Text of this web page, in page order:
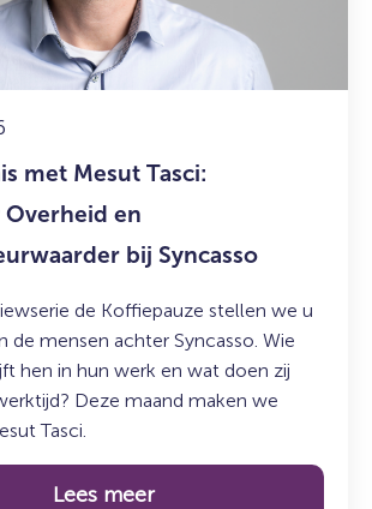
met Mesut Tasci:
en
bij Syncasso
de Koffiepauze stellen we u
de mensen achter Syncasso. Wie
hen in hun werk en wat doen zij
Deze maand maken we
Tasci.
Lees meer